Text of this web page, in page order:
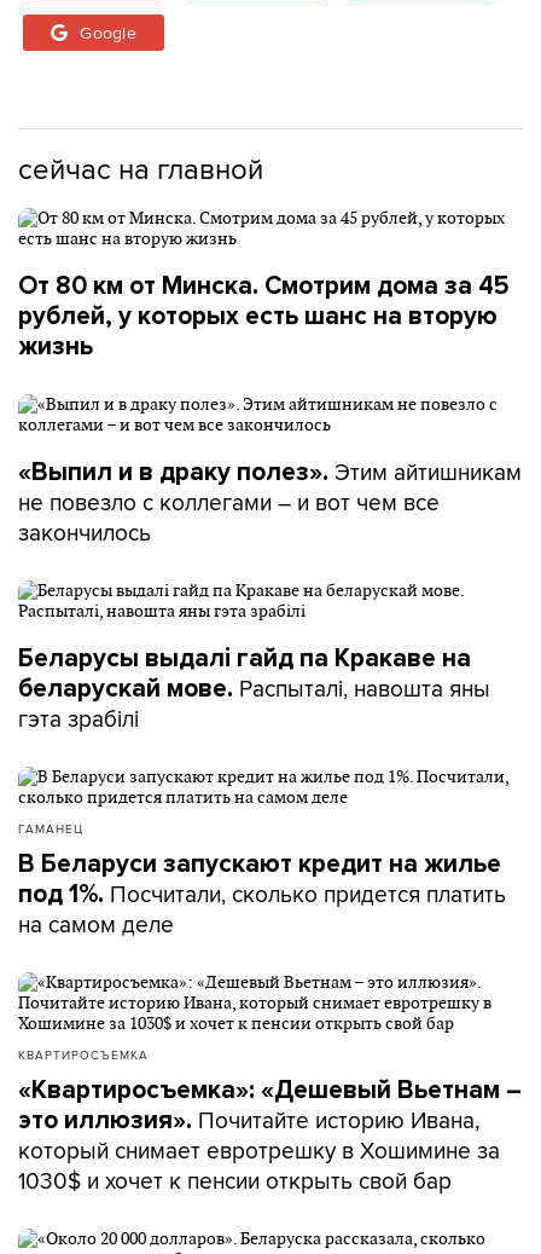
Google
сейчас на главной
От 80 км от Минска. Смотрим дома за 45
рублей, у которых есть шанс на вторую
жизнь
«Выпил и в драку полез». Этим айтишникам
не повезло с коллегами – и вот чем все
закончилось
Беларусы выдалі гайд па Кракаве на
беларускай мове. Распыталі, навошта яны
гэта зрабілі
ГАМАНЕЦ
В Беларуси запускают кредит на жилье
под 1%. Посчитали, сколько придется платить
на самом деле
КВАРТИРОСЪЕМКА
«Квартиросъемка»: «Дешевый Вьетнам –
это иллюзия». Почитайте историю Ивана,
который снимает евротрешку в Хошимине за
1030$ и хочет к пенсии открыть свой бар